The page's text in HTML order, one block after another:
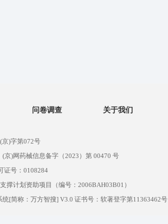
问卷调查 关于我们
京)字第072号
京)网药械信息备字（2023）第 00470 号
证号：0108284
撑计划资助项目（编号：2006BAH03B01）
[简称：万方智搜] V3.0 证书号：软著登字第11363462号